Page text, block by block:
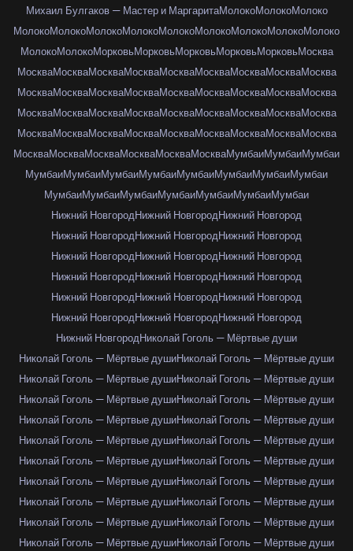
Михаил Булгаков — Мастер и МаргаритаМолокоМолокоМолоко
МолокоМолокоМолокоМолокоМолокоМолокоМолокоМолокоМолоко
МолокоМолокоМорковьМорковьМорковьМорковьМорковьМосква
МоскваМоскваМоскваМоскваМоскваМоскваМоскваМоскваМосква
МоскваМоскваМоскваМоскваМоскваМоскваМоскваМоскваМосква
МоскваМоскваМоскваМоскваМоскваМоскваМоскваМоскваМосква
МоскваМоскваМоскваМоскваМоскваМоскваМоскваМоскваМосква
МоскваМоскваМоскваМоскваМоскваМоскваМумбаиМумбаиМумбаи
МумбаиМумбаиМумбаиМумбаиМумбаиМумбаиМумбаиМумбаи
МумбаиМумбаиМумбаиМумбаиМумбаиМумбаиМумбаи
Нижний НовгородНижний НовгородНижний Новгород
Нижний НовгородНижний НовгородНижний Новгород
Нижний НовгородНижний НовгородНижний Новгород
Нижний НовгородНижний НовгородНижний Новгород
Нижний НовгородНижний НовгородНижний Новгород
Нижний НовгородНижний НовгородНижний Новгород
Нижний НовгородНиколай Гоголь — Мёртвые души
Николай Гоголь — Мёртвые душиНиколай Гоголь — Мёртвые души
Николай Гоголь — Мёртвые душиНиколай Гоголь — Мёртвые души
Николай Гоголь — Мёртвые душиНиколай Гоголь — Мёртвые души
Николай Гоголь — Мёртвые душиНиколай Гоголь — Мёртвые души
Николай Гоголь — Мёртвые душиНиколай Гоголь — Мёртвые души
Николай Гоголь — Мёртвые душиНиколай Гоголь — Мёртвые души
Николай Гоголь — Мёртвые душиНиколай Гоголь — Мёртвые души
Николай Гоголь — Мёртвые душиНиколай Гоголь — Мёртвые души
Николай Гоголь — Мёртвые душиНиколай Гоголь — Мёртвые души
Николай Гоголь — Мёртвые душиНиколай Гоголь — Мёртвые души